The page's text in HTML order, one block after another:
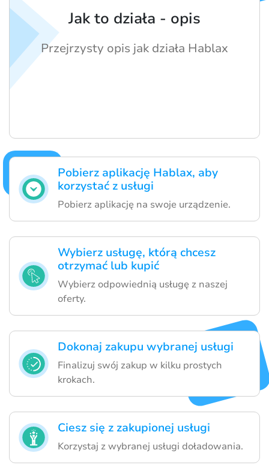
Pobierz aplikację Hablax, aby
korzystać z usługi
Pobierz aplikację na swoje urządzenie.
Wybierz usługę, którą chcesz
otrzymać lub kupić
Wybierz odpowiednią usługę z naszej
oferty.
Dokonaj zakupu wybranej usługi
Finalizuj swój zakup w kilku prostych
krokach.
Ciesz się z zakupionej usługi
Korzystaj z wybranej usługi doładowania.
Jak to działa - opis
Przejrzysty opis jak działa Hablax